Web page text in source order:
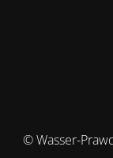
© Wasser-